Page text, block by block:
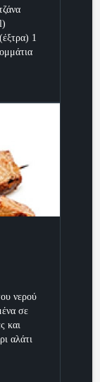
1
νερού
σε
και
αλάτι